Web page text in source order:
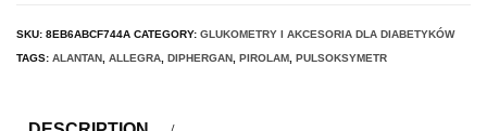
SKU: 8EB6ABCF744A CATEGORY: GLUKOMETRY I AKCESORIA DLA DIABETYKÓW
TAGS: ALANTAN ALLEGRA DIPHERGAN PIROLAM PULSOKSYMETR